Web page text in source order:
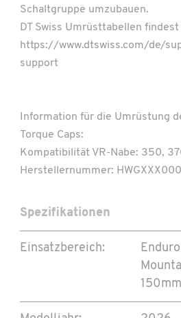
Schaltgruppe umzubauen.
DT Swiss Umrüsttabellen
https://www.dtswiss.com/de/
support
Information für die Umrüstung
Torque Caps:
Kompatibilität VR-Nabe: 350,
Herstellernummer:
Spezifikationen
Einsatzbereich:
150mm